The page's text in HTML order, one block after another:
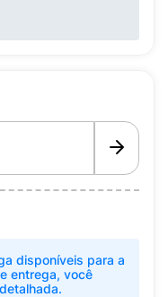
disponíveis para a
entrega, você